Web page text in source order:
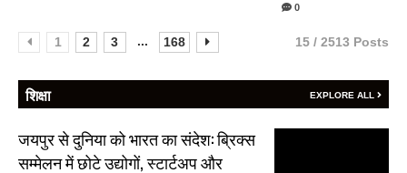
0
1 2 3 ... 168 15 / 2513 Posts
शिक्षा EXPLORE ALL
जयपुर से दुनिया को भारत का संदेश: ब्रिक्स
सम्मेलन में छोटे उद्योगों, स्टार्टअप और